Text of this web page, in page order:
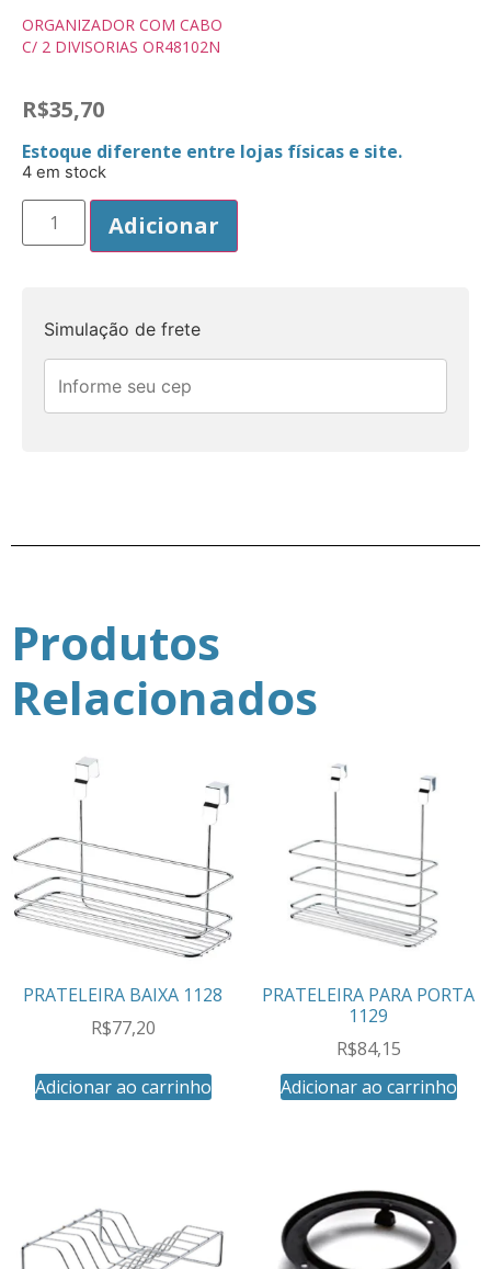
ORGANIZADOR COM CABO
C/ 2 DIVISORIAS OR48102N
R$35,70
Estoque diferente entre lojas físicas e site.
4 em stock
Adicionar
Simulação de frete
Produtos
Relacionados
PRATELEIRA BAIXA 1128
R$77,20
Adicionar ao carrinho
PRATELEIRA PARA PORTA
1129
R$84,15
Adicionar ao carrinho